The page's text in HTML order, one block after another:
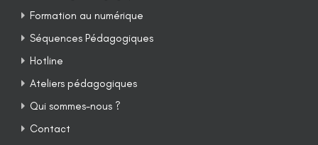
Formation au numérique
Séquences Pédagogiques
Hotline
Ateliers pédagogiques
Qui sommes-nous ?
Contact